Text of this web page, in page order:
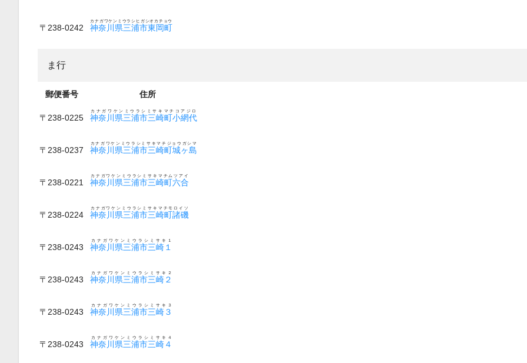
〒238-0242 神奈川県三浦市東岡町
カナガワケンミウラシヒガシオカチョウ
ま行
郵便番号 住所
〒238-0225 神奈川県三浦市三崎町小網代
カナガワケンミウラシミサキマチコアジロ
〒238-0237 神奈川県三浦市三崎町城ヶ島
カナガワケンミウラシミサキマチジョウガシマ
〒238-0221 神奈川県三浦市三崎町六合
カナガワケンミウラシミサキマチムツアイ
〒238-0224 神奈川県三浦市三崎町諸磯
カナガワケンミウラシミサキマチモロイソ
〒238-0243 神奈川県三浦市三崎１
カナガワケンミウラシミサキ１
〒238-0243 神奈川県三浦市三崎２
カナガワケンミウラシミサキ２
〒238-0243 神奈川県三浦市三崎３
カナガワケンミウラシミサキ３
〒238-0243 神奈川県三浦市三崎４
カナガワケンミウラシミサキ４